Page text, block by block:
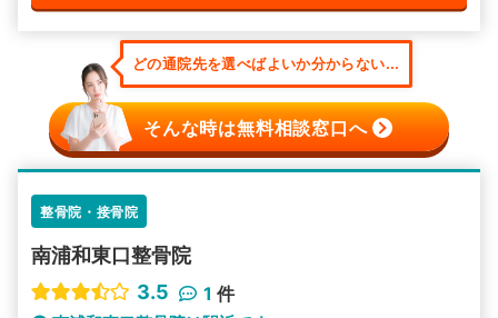
どの通院先を選べばよいか分からない...
そんな時は無料相談窓口へ
整骨院・接骨院
南浦和東口整骨院
3.5
1 件